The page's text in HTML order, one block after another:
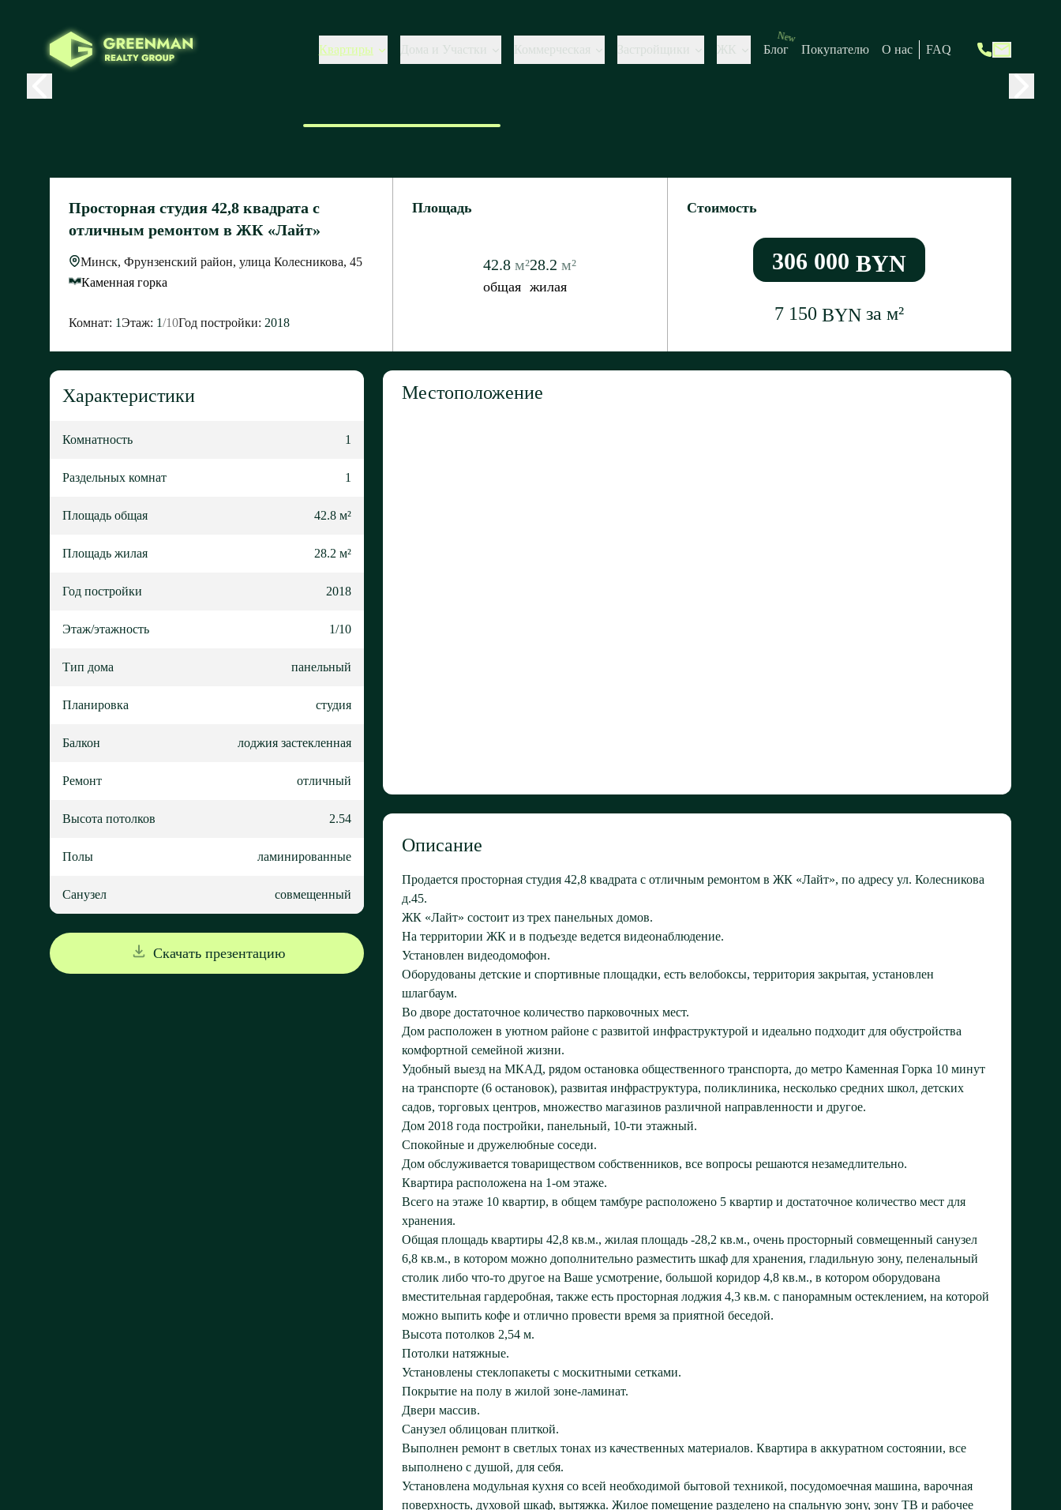
Квартиры Дома и Участки Коммерческая Застройщики ЖК
New
Блог Покупателю О нас FAQ
Просторная студия 42,8 квадрата с
отличным ремонтом в ЖК «Лайт»
Минск, Фрунзенский район, улица Колесникова, 45
Каменная горка
Комнат: 1 Этаж: 1/10Год постройки: 2018
Площадь
42.8 м²
общая
28.2 м²
жилая
Стоимость
306 000 BYN
7 150 BYN за м²
Характеристики
Комнатность 1
Раздельных комнат 1
Площадь общая 42.8 м²
Площадь жилая 28.2 м²
Год постройки 2018
Этаж/этажность 1/10
Тип дома панельный
Планировка студия
Балкон лоджия застекленная
Ремонт отличный
Высота потолков 2.54
Полы ламинированные
Санузел совмещенный
Скачать презентацию
Местоположение
Описание
Продается просторная студия 42,8 квадрата с отличным ремонтом в ЖК «Лайт», по адресу ул. Колесникова
д.45.
ЖК «Лайт» состоит из трех панельных домов.
На территории ЖК и в подъезде ведется видеонаблюдение.
Установлен видеодомофон.
Оборудованы детские и спортивные площадки, есть велобоксы, территория закрытая, установлен
шлагбаум.
Во дворе достаточное количество парковочных мест.
Дом расположен в уютном районе с развитой инфраструктурой и идеально подходит для обустройства
комфортной семейной жизни.
Удобный выезд на МКАД, рядом остановка общественного транспорта, до метро Каменная Горка 10 минут
на транспорте (6 остановок), развитая инфраструктура, поликлиника, несколько средних школ, детских
садов, торговых центров, множество магазинов различной направленности и другое.
Дом 2018 года постройки, панельный, 10-ти этажный.
Спокойные и дружелюбные соседи.
Дом обслуживается товариществом собственников, все вопросы решаются незамедлительно.
Квартира расположена на 1-ом этаже.
Всего на этаже 10 квартир, в общем тамбуре расположено 5 квартир и достаточное количество мест для
хранения.
Общая площадь квартиры 42,8 кв.м., жилая площадь -28,2 кв.м., очень просторный совмещенный санузел
6,8 кв.м., в котором можно дополнительно разместить шкаф для хранения, гладильную зону, пеленальный
столик либо что-то другое на Ваше усмотрение, большой коридор 4,8 кв.м., в котором оборудована
вместительная гардеробная, также есть просторная лоджия 4,3 кв.м. с панорамным остеклением, на которой
можно выпить кофе и отлично провести время за приятной беседой.
Высота потолков 2,54 м.
Потолки натяжные.
Установлены стеклопакеты с москитными сетками.
Покрытие на полу в жилой зоне-ламинат.
Двери массив.
Санузел облицован плиткой.
Выполнен ремонт в светлых тонах из качественных материалов. Квартира в аккуратном состоянии, все
выполнено с душой, для себя.
Установлена модульная кухня со всей необходимой бытовой техникой, посудомоечная машина, варочная
поверхность, духовой шкаф, вытяжка. Жилое помещение разделено на спальную зону, зону ТВ и рабочее